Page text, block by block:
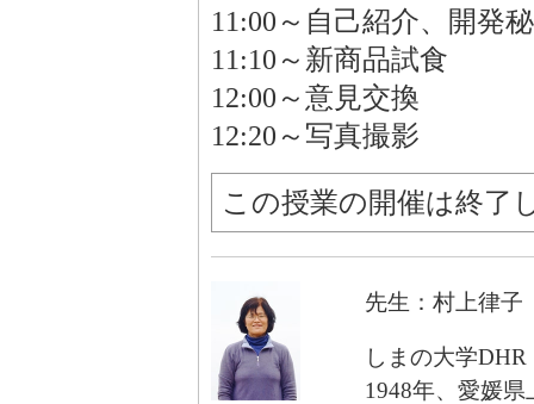
11:00～自己紹介、開発
11:10～新商品試食
12:00～意見交換
12:20～写真撮影
この授業の開催は終了
先生：村上律子
しまの大学
1948年、愛媛